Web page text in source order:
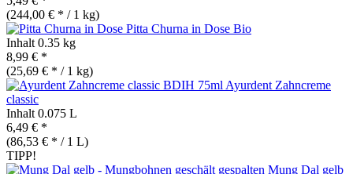
(244,00 € * / 1 kg)
Pitta Churna in Dose Bio
Inhalt 0.35 kg
8,99 € *
(25,69 € * / 1 kg)
Ayurdent Zahncreme
classic
Inhalt 0.075 L
6,49 € *
(86,53 € * / 1 L)
TIPP!
Mung Dal gelb